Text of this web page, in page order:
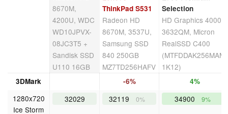
8670M,
4200U, WDC
WD10JPVX-
08JC3T5 +
Sandisk SSD
U110 16GB
ThinkPad S531
Radeon HD
8670M, 3537U,
Samsung SSD
840 250GB
MZ7TD256HAFV
Selection
HD Graphics 4000,
3632QM, Micron
RealSSD C400
(MTFDDAK256MAM-
1K12)
3DMark -6% 4%
1280x720
Ice Storm
32029 32119 0% 34900 9%